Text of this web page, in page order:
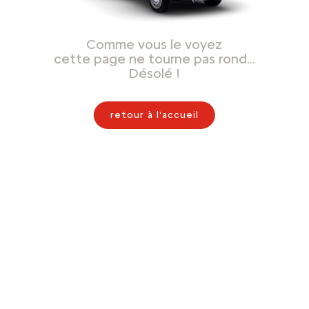
Comme vous le voyez
cette page ne tourne pas rond…
Désolé !
retour à l'accueil